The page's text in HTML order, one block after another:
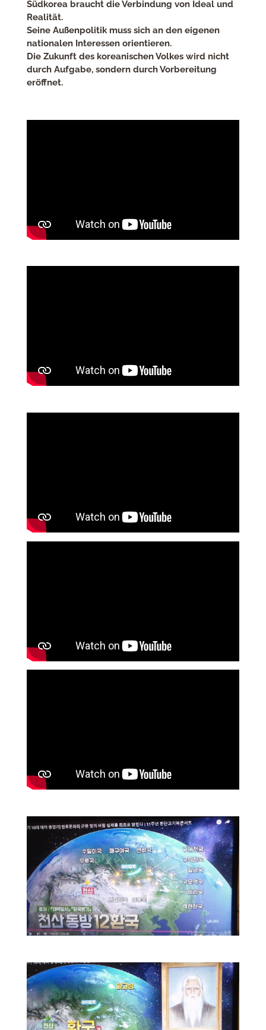
Südkorea braucht die Verbindung von Ideal und
Realität.
Seine Außenpolitik muss sich an den eigenen
nationalen Interessen orientieren.
Die Zukunft des koreanischen Volkes wird nicht
durch Aufgabe, sondern durch Vorbereitung
eröffnet.